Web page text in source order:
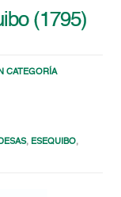
(1795)
CATEGORÍA
, ESEQUIBO,